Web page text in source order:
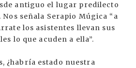
antiguo el lugar predilecto
señala Serapio Múgica “a
los asistentes llevan sus
lo que acuden a ella”.
¿habría estado nuestra